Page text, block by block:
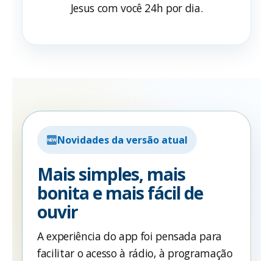
Jesus com você 24h por dia.
Novidades da versão atual
Mais simples, mais
bonita e mais fácil de
ouvir
A experiência do app foi pensada para
facilitar o acesso à rádio, à programação